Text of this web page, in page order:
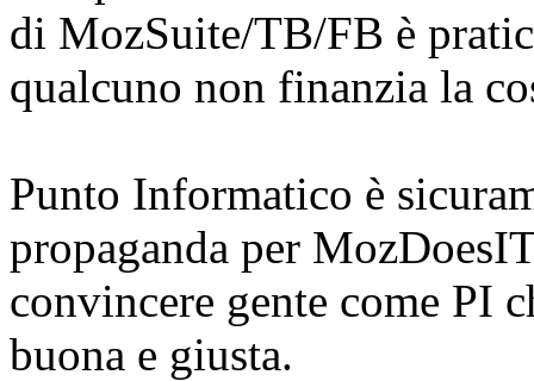
di MozSuite/TB/FB è
qualcuno non finanzia la
Punto Informatico è
propaganda per
convincere gente come PI
buona e giusta.